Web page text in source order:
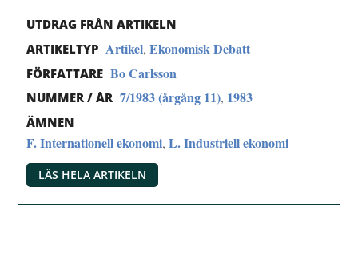
UTDRAG FRÅN ARTIKELN
ARTIKELTYP Artikel,Ekonomisk Debatt
FÖRFATTARE Bo Carlsson
NUMMER / ÅR 7/1983 (årgång 11), 1983
ÄMNEN
F. Internationell ekonomi,L. Industriell ekonomi
LÄS HELA ARTIKELN